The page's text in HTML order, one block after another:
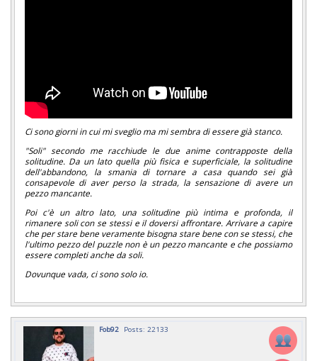
Ci sono giorni in cui mi sveglio ma mi sembra di essere già stanco.
"Soli" secondo me racchiude le due anime contrapposte della
solitudine. Da un lato quella più fisica e superficiale, la solitudine
dell'abbandono, la smania di tornare a casa quando sei già
consapevole di aver perso la strada, la sensazione di avere un
pezzo mancante.
Poi c'è un altro lato, una solitudine più intima e profonda, il
rimanere soli con se stessi e il doversi affrontare. Arrivare a capire
che per stare bene veramente bisogna stare bene con se stessi, che
l'ultimo pezzo del puzzle non è un pezzo mancante e che possiamo
essere completi anche da soli.
Dovunque vada, ci sono solo io.
Fob92 Posts: 22133